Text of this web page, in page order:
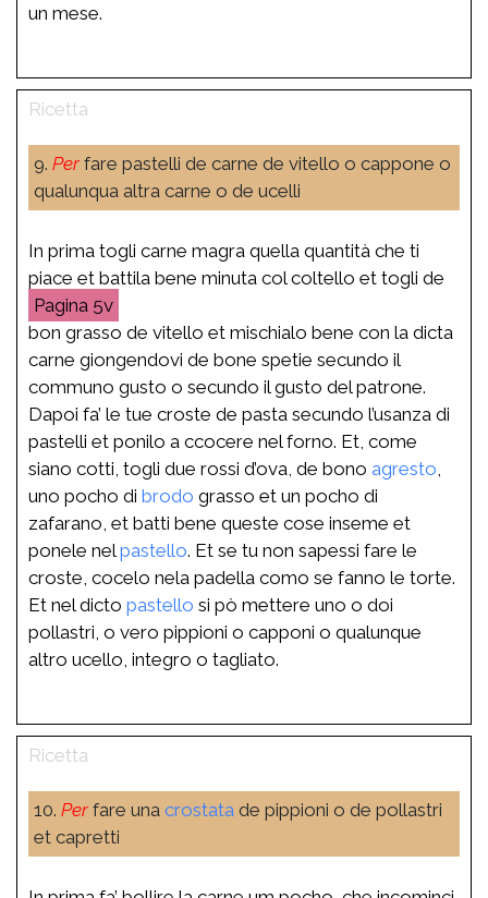
un mese.
9. Perfare pastelli de carne de vitello o cappone o
qualunqua altra carne o de ucelli
In prima togli carne magra quella quantità che ti
piace et battila bene minuta col coltello et togli de
5v
bon grasso de vitello et mischialo bene con la dicta
carne giongendovi de bone spetie secundo il
communo gusto o secundo il gusto del patrone.
Dapoi fa’ le tue croste de pasta secundo l’usanza di
pastelli et ponilo a ccocere nel forno. Et, come
siano cotti, togli due rossi d’ova, de bono agresto
uno pocho di brodo grasso et un pocho di
zafarano, et batti bene queste cose inseme et
ponele nelpastello. Et se tu non sapessi fare le
croste, cocelo nela padella como se fanno le torte.
Et nel dicto pastello si pò mettere uno o doi
pollastri, o vero pippioni o capponi o qualunque
altro ucello, integro o tagliato.
10. Perfare una crostata de pippioni o de pollastri
et capretti